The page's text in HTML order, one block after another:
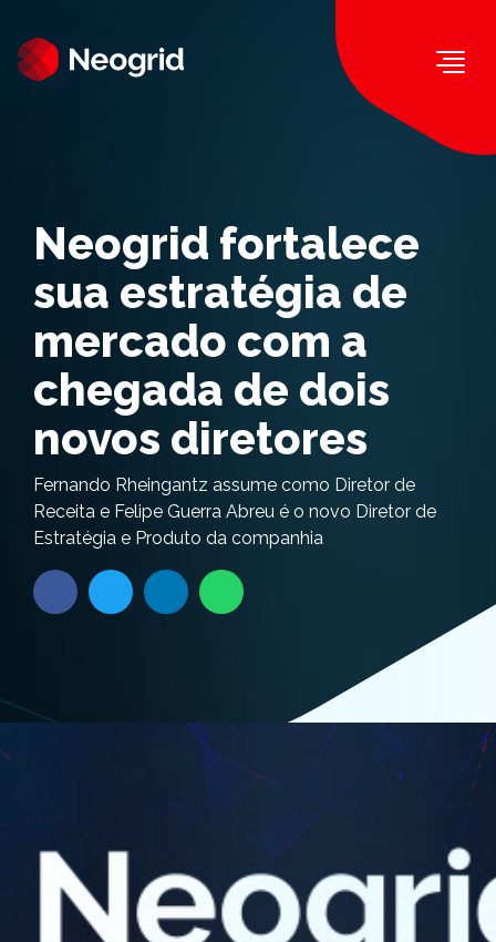
Neogrid fortalece
sua estratégia de
mercado com a
chegada de dois
novos diretores
Fernando Rheingantz assume como Diretor de
Receita e Felipe Guerra Abreu é o novo Diretor de
Estratégia e Produto da companhia